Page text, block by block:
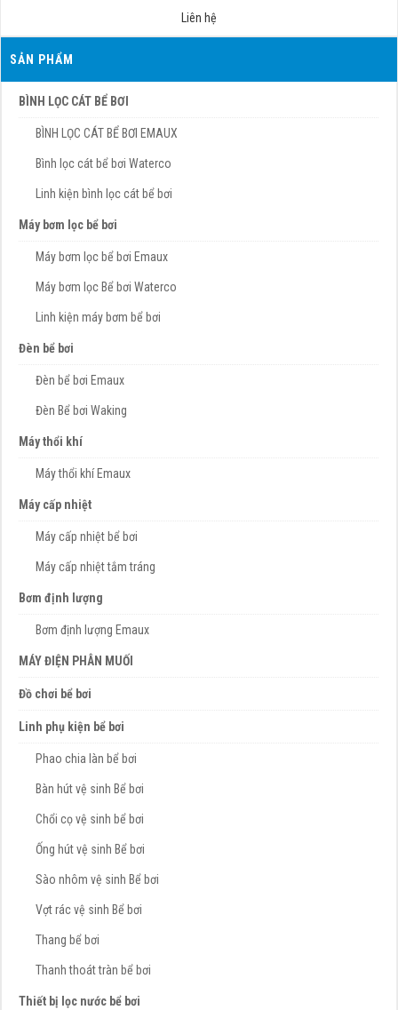
Liên hệ
SẢN PHẨM
BÌNH LỌC CÁT BỂ BƠI
BÌNH LỌC CÁT BỂ BƠI EMAUX
Bình lọc cát bể bơi Waterco
Linh kiện bình lọc cát bể bơi
Máy bơm lọc bể bơi
Máy bơm lọc bể bơi Emaux
Máy bơm lọc Bể bơi Waterco
Linh kiện máy bơm bể bơi
Đèn bể bơi
Đèn bể bơi Emaux
Đèn Bể bơi Waking
Máy thổi khí
Máy thổi khí Emaux
Máy cấp nhiệt
Máy cấp nhiệt bể bơi
Máy cấp nhiệt tắm tráng
Bơm định lượng
Bơm định lượng Emaux
MÁY ĐIỆN PHÂN MUỐI
Đồ chơi bể bơi
Linh phụ kiện bể bơi
Phao chia làn bể bơi
Bàn hút vệ sinh Bể bơi
Chổi cọ vệ sinh bể bơi
Ống hút vệ sinh Bể bơi
Sào nhôm vệ sinh Bể bơi
Vợt rác vệ sinh Bể bơi
Thang bể bơi
Thanh thoát tràn bể bơi
Thiết bị lọc nước bể bơi